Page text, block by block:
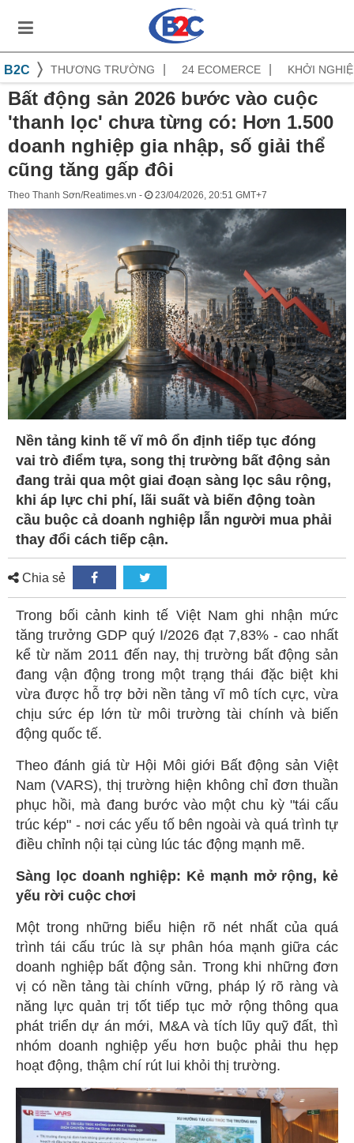
B2C THƯƠNG TRƯỜNG 24 ECOMERCE KHỞI
Bất động sản 2026 bước vào cuộc
'thanh lọc' chưa từng có: Hơn 1.500
doanh nghiệp gia nhập, số giải thể
cũng tăng gấp đôi
Theo Thanh Sơn/Reatimes.vn - 23/04/2026, 20:51 GMT+7
Nền tảng kinh tế vĩ mô ổn định tiếp tục đóng
vai trò điểm tựa, song thị trường bất động sản
đang trải qua một giai đoạn sàng lọc sâu rộng,
khi áp lực chi phí, lãi suất và biến động toàn
cầu buộc cả doanh nghiệp lẫn người mua phải
thay đổi cách tiếp cận.
Chia sẻ
Trong bối cảnh kinh tế Việt Nam ghi nhận mức
tăng trưởng GDP quý I/2026 đạt 7,83% - cao nhất
kể từ năm 2011 đến nay, thị trường bất động sản
đang vận động trong một trạng thái đặc biệt khi
vừa được hỗ trợ bởi nền tảng vĩ mô tích cực, vừa
chịu sức ép lớn từ môi trường tài chính và biến
động quốc tế.
Theo đánh giá từ Hội Môi giới Bất động sản Việt
Nam (VARS), thị trường hiện không chỉ đơn thuần
phục hồi, mà đang bước vào một chu kỳ "tái cấu
trúc kép" - nơi các yếu tố bên ngoài và quá trình tự
điều chỉnh nội tại cùng lúc tác động mạnh mẽ.
Sàng lọc doanh nghiệp: Kẻ mạnh mở rộng, kẻ
yếu rời cuộc chơi
Một trong những biểu hiện rõ nét nhất của quá
trình tái cấu trúc là sự phân hóa mạnh giữa các
doanh nghiệp bất động sản. Trong khi những đơn
vị có nền tảng tài chính vững, pháp lý rõ ràng và
năng lực quản trị tốt tiếp tục mở rộng thông qua
phát triển dự án mới, M&A và tích lũy quỹ đất, thì
nhóm doanh nghiệp yếu hơn buộc phải thu hẹp
hoạt động, thậm chí rút lui khỏi thị trường.